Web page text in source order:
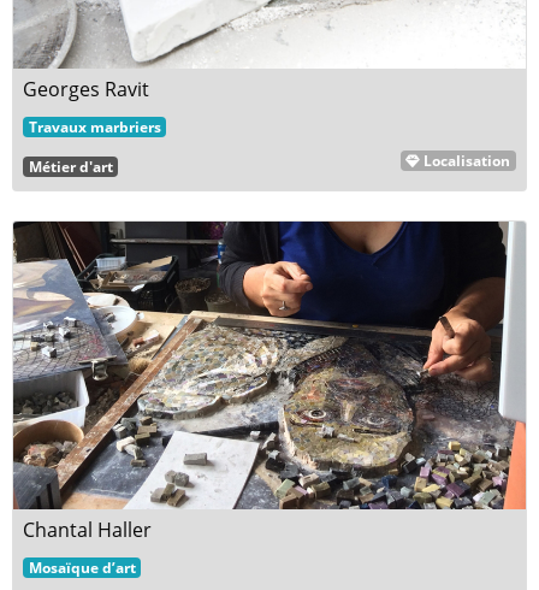
Georges Ravit
Travaux marbriers
Métier d'art Localisation
Chantal Haller
Mosaïque d’art